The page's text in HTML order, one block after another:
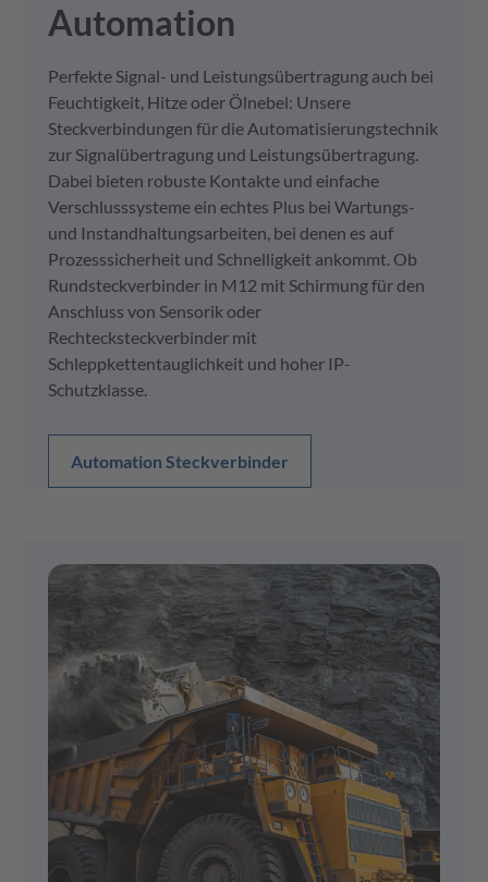
Automation
Perfekte Signal- und Leistungsübertragung auch bei
Feuchtigkeit, Hitze oder Ölnebel: Unsere
Steckverbindungen für die Automatisierungstechnik
zur Signalübertragung und Leistungsübertragung.
Dabei bieten robuste Kontakte und einfache
Verschlusssysteme ein echtes Plus bei Wartungs-
und Instandhaltungsarbeiten, bei denen es auf
Prozesssicherheit und Schnelligkeit ankommt. Ob
Rundsteckverbinder in M12 mit Schirmung für den
Anschluss von Sensorik oder
Rechtecksteckverbinder mit
Schleppkettentauglichkeit und hoher IP-
Schutzklasse.
Automation Steckverbinder